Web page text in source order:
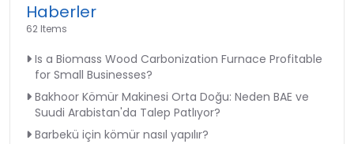
Haberler
62 Items
Is a Biomass Wood Carbonization Furnace Profitable
for Small Businesses?
Bakhoor Kömür Makinesi Orta Doğu: Neden BAE ve
Suudi Arabistan'da Talep Patlıyor?
Barbekü için kömür nasıl yapılır?